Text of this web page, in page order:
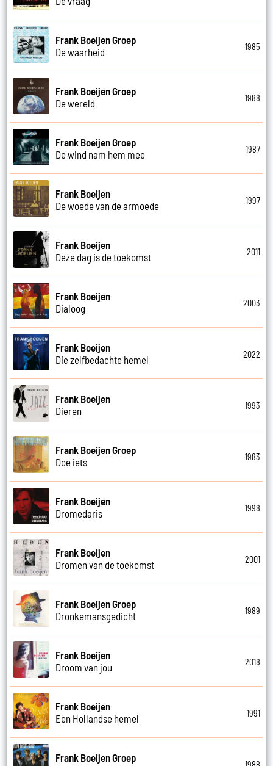
Frank Boeijen Groep
De waarheid
1985
Frank Boeijen Groep
De wereld
1988
Frank Boeijen Groep
De wind nam hem mee
1987
Frank Boeijen
De woede van de armoede
1997
Frank Boeijen
Deze dag is de toekomst
2011
Frank Boeijen
Dialoog
2003
Frank Boeijen
Die zelfbedachte hemel
2022
Frank Boeijen
Dieren
1993
Frank Boeijen Groep
Doe iets
1983
Frank Boeijen
Dromedaris
1998
Frank Boeijen
Dromen van de toekomst
2001
Frank Boeijen Groep
Dronkemansgedicht
1989
Frank Boeijen
Droom van jou
2018
Frank Boeijen
Een Hollandse hemel
1991
Frank Boeijen Groep